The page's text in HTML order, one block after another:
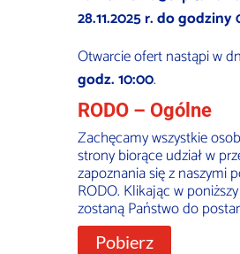
28.11.2025 r. do godziny
Otwarcie ofert nastąpi w
godz. 10:00.
RODO – Ogólne
Zachęcamy wszystkie
strony biorące udział w
zapoznania się z naszymi
RODO. Klikając w
zostaną Państwo do
Pobierz